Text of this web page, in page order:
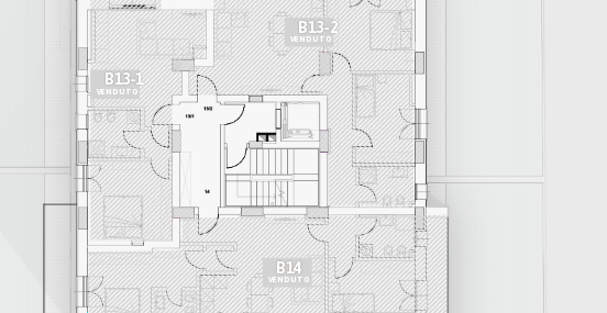
VENDUTO
B13-1
VENDUTO
B13-2
VENDUTO
B14